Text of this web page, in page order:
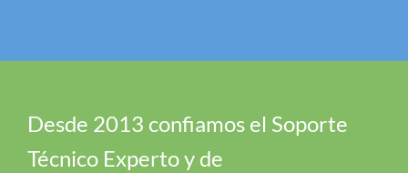
Desde 2013 confiamos el Soporte
Técnico Experto y de